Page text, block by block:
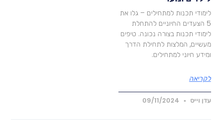
תכנות למתחילים – גלו את
5 הצעדים החיוניים להתחלת
תכנות בצורה נכונה. טיפים
המלצות לתחילת הדרך
חיוני למתחילים.
וייס 09/11/2024